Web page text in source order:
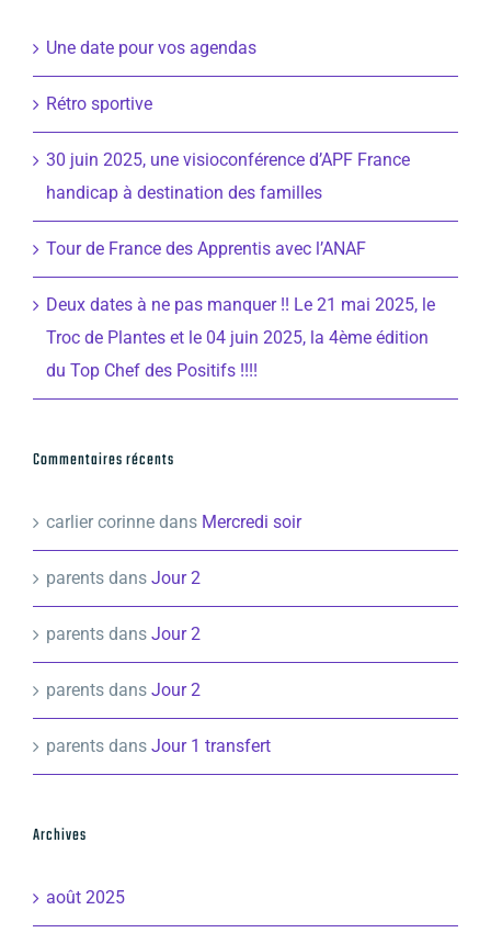
Une date pour vos agendas
Rétro sportive
30 juin 2025, une visioconférence d’APF France
handicap à destination des familles
Tour de France des Apprentis avec l’ANAF
Deux dates à ne pas manquer !! Le 21 mai 2025, le
Troc de Plantes et le 04 juin 2025, la 4ème édition
du Top Chef des Positifs !!!!
Commentaires récents
carlier corinne dans Mercredi soir
parents dans Jour 2
parents dans Jour 2
parents dans Jour 2
parents dans Jour 1 transfert
Archives
août 2025